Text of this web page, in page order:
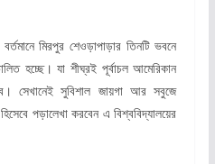
মিরপুর শেওড়াপাড়ার তিনটি ভবনে
হচ্ছে। যা শীঘ্রই পূর্বাচল আমেরিকান
সেখানেই সুবিশাল জায়গা আর সবুজে
পড়ালেখা করবেন এ বিশ্ববিদ্যালয়ের